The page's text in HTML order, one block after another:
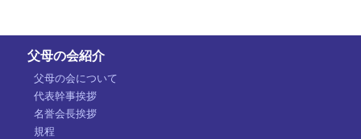
父母の会紹介
父母の会について
代表幹事挨拶
名誉会長挨拶
規程